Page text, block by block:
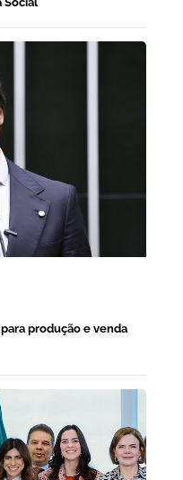
produção e venda